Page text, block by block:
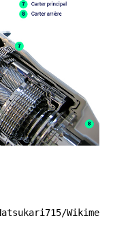
Wikimedia